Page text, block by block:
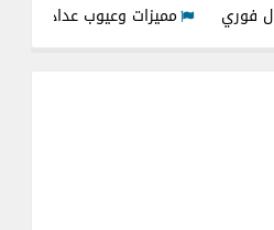
مميزات وعيوب عداد مياه الشرب بكارت